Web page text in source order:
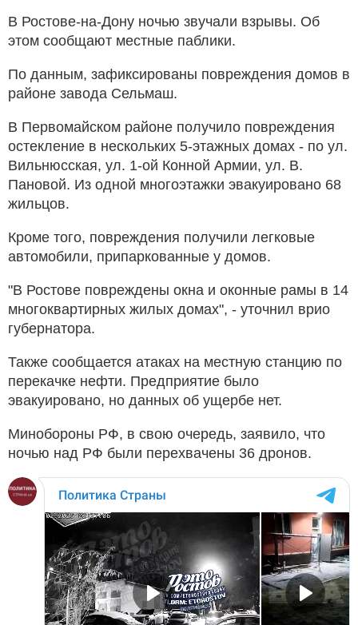
В Ростове-на-Дону ночью звучали взрывы. Об
этом сообщают местные паблики.
По данным, зафиксированы повреждения домов в
районе завода Сельмаш.
В Первомайском районе получило повреждения
остекление в нескольких 5-этажных домах - по ул.
Вильнюсская, ул. 1-ой Конной Армии, ул. В.
Пановой. Из одной многоэтажки эвакуировано 68
жильцов.
Кроме того, повреждения получили легковые
автомобили, припаркованные у домов.
"В Ростове повреждены окна и оконные рамы в 14
многоквартирных жилых домах", - уточнил врио
губернатора.
Также сообщается атаках на местную станцию по
перекачке нефти. Предприятие было
эвакуировано, но данных об ущербе нет.
Минобороны РФ, в свою очередь, заявило, что
ночью над РФ были перехвачены 36 дронов.